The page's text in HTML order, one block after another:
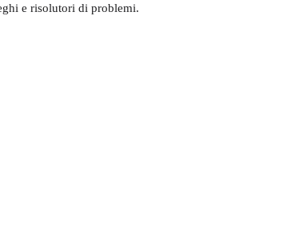
e risolutori di problemi.